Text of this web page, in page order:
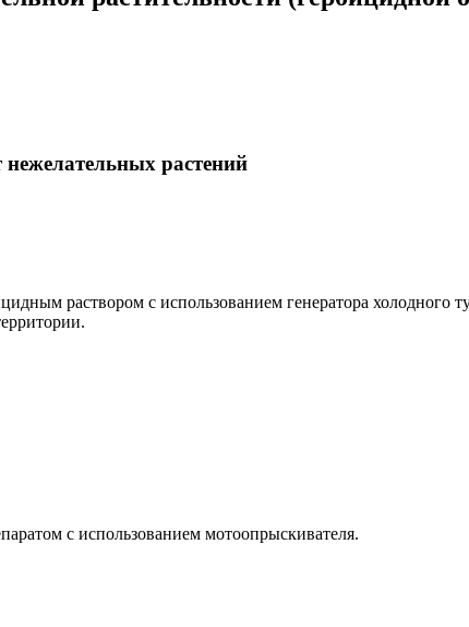
растений
раствором с использованием генератора холодного
с использованием мотоопрыскивателя.